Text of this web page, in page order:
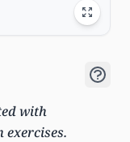
with
exercises.